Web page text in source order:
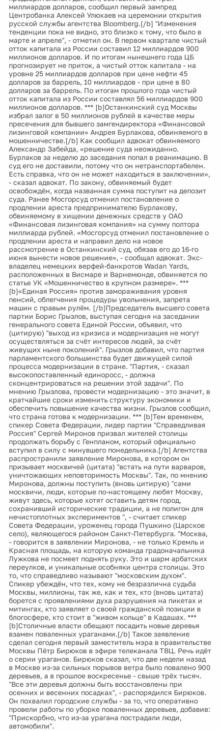
миллиардов долларов, сообщил первый зампред
Центробанка Алексей Улюкаев на церемонии открытия
русской службы агентства Bloomberg.[/b] "Изменения
тенденции пока не видно, это близко к тому, что было в
марте и апреле", - отметил он. В первом квартале чистый
отток капитала из России составил 12 миллиардов 900
миллионов долларов. И по итогам нынешнего года ЦБ
прогнозирует не приток, а чистый отток капитала - на
уровне 25 миллиардов долларов при цене нефти 45
долларов за баррель, 10 миллиардов - при цене в 80
долларов за баррель. По итогам прошлого года чистый
отток капитала из России составлял 56 миллиардов 900
миллионов долларов. *** [b]Останкинский суд Москвы
избрал залог в 50 миллионов рублей в качестве меры
пресечения для бывшего замгендиректора «Финансовой
лизинговой компании» Андрея Бурлакова, обвиняемого в
мошенничестве.[/b] Как сообщил адвокат обвиняемого
Александр Забейда, «решение суда неожиданно.
Бурлаков за неделю до заседания попал в реанимацию. В
суд его не доставили, потому что он нетранспортабелен.
Есть справка, что он не может находиться в заключении»,
- сказал адвокат. По закону, обвиняемый будет
освобождён, когда названная сумма поступит на депозит
суда. Ранее Мосгорсуд отменил постановление о
продлении ареста предпринимателю Бурлакову,
обвиняемому в хищении денежных средств у ОАО
«Финансовая лизинговая компания» на сумму полтора
миллиарда рублей. «Мосгорсуд отменил постановление о
продлении ареста и направил дело на новое
рассмотрение в Останкинский суд, обязав его до 16-го
июня вынести новое решение», - сообщал адвокат. Экс-
владелец немецких верфей-банкротов Wadan Yards,
расположенных в Висмаре и Варнемюнде, обвиняется по
статье УК «Мошенничество в крупном размере». ***
[b]«Единая Россия» против замораживания уровня
пенсий, облегчения процедуры увольнения, запрета
машин с правым рулём. [/b]Председатель высшего совета
партии Борис Грызлов, выступая сегодня на заседании
генерального совета Единой России, объявил, что
(цитирую) "выход из кризиса и модернизация не могут
осуществляться за счёт интересов людей, за счёт
живущих ныне поколений". Грызлов добавил, что партия
парламентского большинства будет движущей силой
процесса модернизации в стране. "Партия, - сказал
высокопоставленный единоросс, - должна
сконцентрироваться на решении этой задачи". По
мнению Грызлова, провести модернизацию - это значит, в
кратчайшие сроки изменить структуру экономики и
обеспечить повышение качества жизни. Грызлов сообщил,
что страна готова к модернизации. *** [b]Тем временем,
спикер Совета Федерации, лидер партии "Справедливая
Россия" Сергей Миронов призвал жителей столицы
продолжать борьбу с Генпланом, который официально
вступил в силу с минувшего понедельника.[/b] Агентства
распространили заявление Миронова, в котором он
призывает москвичей (цитата) "встать на пути варваров,
уничтожающих неповторимость Москвы". Так, по мнению
Миронова, должны поступить (вновь цитирую) "сами
москвичи, люди, которые по-настоящему любят Москву,
живут здесь, которые хотят оставить детям город,
сохранивший исторические традиции, а не полигон для
нечистоплотных экспериментов ", - считает спикер
Совета Федерации, уроженец города Пушкино (Царское
село), являющегося районом Санкт-Петербурга. "Москва,
- говорится в заявлении Миронова, - не только Кремль и
Красная площадь, на которую команда градоначальника
Лужкова не посмеет поднять руку. Это и шарм арбатских
переулков, и уникальные особняки центра столицы. Это
то, что справедливо называют "московским духом".
Спикер убеждён, что тех, кому не безразлична судьба
Москвы, миллионы, так же, как и тех, кто (вновь цитата)
борется с проявлениями духа разрушения на пикетах и
митингах, кто заявляет о своей гражданской позиции в
блогосфере, кто стоит в "живом кольце" в Кадашах. ***
[b]Столичные власти обещают посадить новые деревья
взамен поваленных ураганами.[/b] Такое заявление
сделал сегодня первый заместитель мэра в правительстве
Москвы Пётр Бирюков в эфире телеканала ТВЦ. Речь идёт
о серии ураганов. Бирюков сказал, что две недели назад
в Москве из-за сильных порывов ветра было повалено 900
деревьев, а в прошлое воскресенье - свыше трёх тысяч.
"Все эти деревья должны быть восстановлены при
осенних и весенних посадках", - распорядился Бирюков.
Он похвалил городские службы - за то, что оперативно
провели работы по уборке поваленных деревьев, добавив:
"Прискорбно, что из-за урагана пострадали люди,
автомобили".